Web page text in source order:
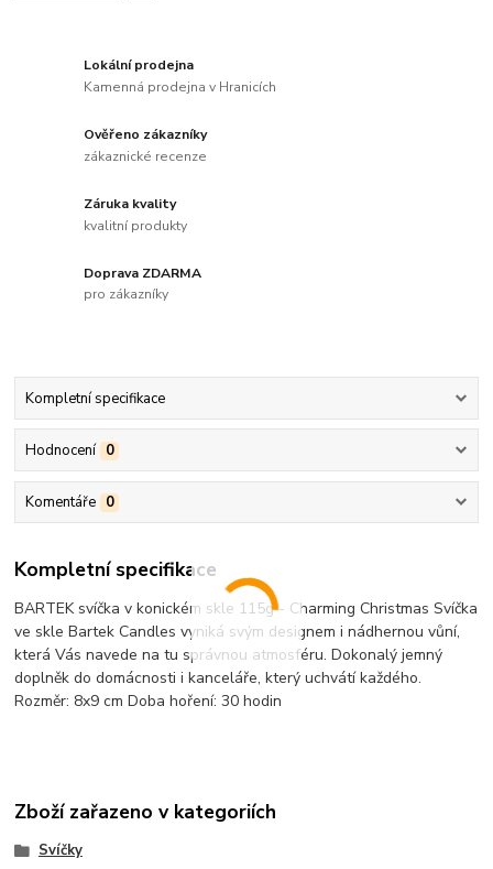
Lokální prodejna
Kamenná prodejna v Hranicích
Ověřeno zákazníky
zákaznické recenze
Záruka kvality
kvalitní produkty
Doprava ZDARMA
pro zákazníky
Kompletní specifikace
Hodnocení 0
Komentáře 0
Kompletní specifikace
BARTEK svíčka v konickém skle 115g - Charming Christmas Svíčka
ve skle Bartek Candles vyniká svým designem i nádhernou vůní,
která Vás navede na tu správnou atmosféru. Dokonalý jemný
doplněk do domácnosti i kanceláře, který uchvátí každého.
Rozměr: 8x9 cm Doba hoření: 30 hodin
Zboží zařazeno v kategoriích
Svíčky